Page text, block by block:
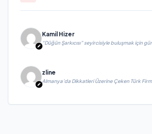
Kamil Hizer
“Düğün Şarkıcısı” seyircisiyle buluşmak için
zline
Almanya’da Dikkatleri Üzerine Çeken Türk